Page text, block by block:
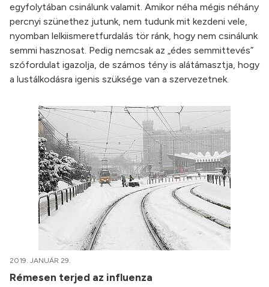
egyfolytában csinálunk valamit. Amikor néha mégis néhány
percnyi szünethez jutunk, nem tudunk mit kezdeni vele,
nyomban lelkiismeretfurdalás tör ránk, hogy nem csinálunk
semmi hasznosat. Pedig nemcsak az „édes semmittevés”
szófordulat igazolja, de számos tény is alátámasztja, hogy
a lustálkodásra igenis szüksége van a szervezetnek.
2019. JANUÁR 29.
Rémesen terjed az influenza